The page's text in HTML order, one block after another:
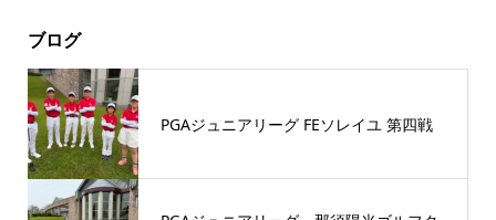
ブログ
PGAジュニアリーグ FEソレイユ 第四戦